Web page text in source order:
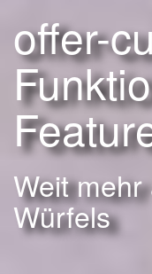
offer-
Weit
Würfels